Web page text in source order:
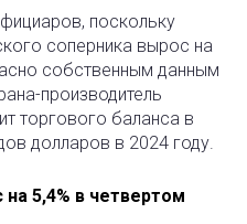
поскольку
соперника вырос на
собственным данным
производитель
торгового баланса в
долларов в 2024 году.
5,4% в четвертом